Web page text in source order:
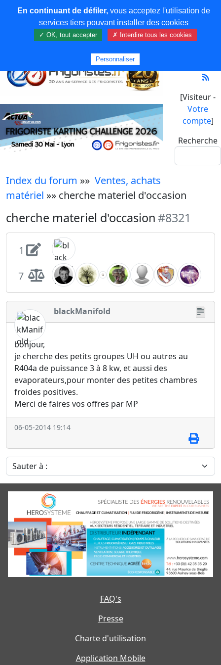
[Visiteur -
Votre
compte]
Recherche
Index du forum »» Ventes, achats
matériel »» cherche materiel d'occasion
cherche materiel d'occasion#8321
1
7
blackManifold
bonjour,
je cherche des petits groupes UH ou autres au
R404a de puissance 3 à 8 kw, et aussi des
evaporateurs,pour monter des petites chambres
froides positives.
Merci de faires vos offres par MP
06-05-2014 19:14
Sauter à :
FAQ's
Presse
Charte d'utilisation
Application Mobile
En continuant de défiler,vous acceptez l'utilisation de
services tiers pouvant installer des cookies
✓ OK, tout accepter ✗ Interdire tous les cookies
Personnaliser